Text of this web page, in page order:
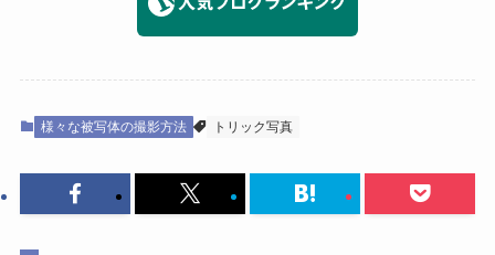
様々な被写体の撮影方法 トリック写真